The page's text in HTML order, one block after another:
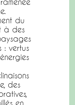
du
à des
: vertus
des
en